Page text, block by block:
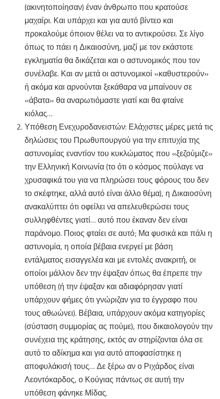
(ακινητοποίησαν) έναν άνθρωπο που κρατούσε
μαχαίρι. Και υπάρχει και για αυτό βίντεο και
προκαλούμε όποιον θέλει να το αντικρούσει. Σε λίγο
όπως το πάει η Δικαιοσύνη, μαζί με τον εκάστοτε
εγκληματία θα δικάζεται και ο αστυνομικός που τον
συνέλαβε. Και αν μετά οι αστυνομικοί «καθυστερούν»
ή ακόμα και αρνούνται ξεκάθαρα να μπαίνουν σε
«άβατα» θα αναρωτιόμαστε γιατί και θα φταίνε
κιόλας…
Υπόθεση Ενεχυροδανειστών: Ελάχιστες μέρες μετά τις
δηλώσεις του Πρωθυπουργού για την επιτυχία της
αστυνομίας εναντίον του κυκλώματος που «ξεζούμιζε»
την Ελληνική Κοινωνία (το ότι ο κόσμος πούλαγε να
χρυσαφικά του για να πληρώσει τους φόρους του δεν
το σκέφτηκε, αλλά αυτό είναι άλλο θέμα), η Δικαιοσύνη
ανακαλύπτει ότι οφείλει να απελευθερώσει τους
συλληφθέντες γιατί… αυτό που έκαναν δεν είναι
παράνομο. Ποιος φταίει σε αυτό; Μα φυσικά και πάλι η
αστυνομία, η οποία βέβαια ενεργεί με βάση
εντάλματος εισαγγελέα και με εντολές ανακριτή, οι
οποίοι μάλλον δεν την έψαξαν όπως θα έπρεπε την
υπόθεση (ή την έψαξαν και αδιαφόρησαν γιατί
υπάρχουν φήμες ότι γνώριζαν για το έγγραφο που
τους αθωώνει). Βέβαια, υπάρχουν ακόμα κατηγορίες
(σύσταση συμμορίας ας πούμε), που δικαιολογούν την
συνέχεια της κράτησης, εκτός αν στηρίζονται όλα σε
αυτό το αδίκημα και για αυτό αποφασίστηκε η
αποφυλάκισή τους… Δε ξέρω αν ο Ριχάρδος είναι
Λεοντόκαρδος, ο Κούγιας πάντως σε αυτή την
υπόθεση φάνηκε Μίδας.